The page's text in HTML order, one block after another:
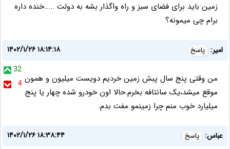
زمین باید برای فضای سبز و راه واگذار بشه به دولت .....خنده داره
برام چی میمونه؟
امیر: پاسخ
۱۴۰۲/۱/۲۶ ۱۸:۱۴:۱۸
32
4 من وقتی پنج سال پبش زمین خردیم دویست میلیون و همون
موقع میشد،یک سانتافه بخرم.حالا اون خودرو شده چهار یا پنج
میلیارد خوب منم چرا زمینمو مفت بدم.
عباس: پاسخ
۱۴۰۲/۱/۲۶ ۱۸:۳۸:۴۴